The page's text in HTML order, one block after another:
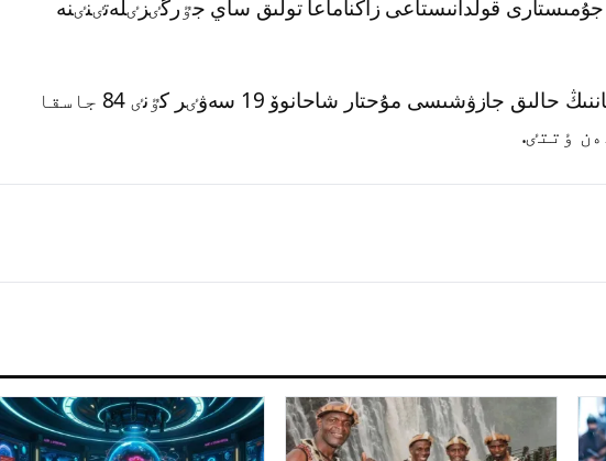
قولدانىستاعى زاڭناماعا تولىق ساي جٷرگٸزٸلەتٸنٸنە
ەسكە سالا كەتەيٸك, قازاقستاننىڭ حالىق جازۋشىسى مۇحتار شاحانوۆ 19 سەۋٸر كٷنٸ 84 جاسقا
ٶتتٸ.